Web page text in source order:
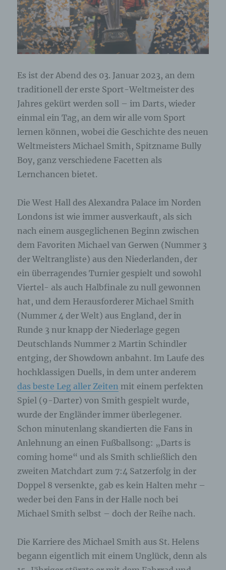
Es ist der Abend des 03. Januar 2023, an dem
traditionell der erste Sport-Weltmeister des
Jahres gekürt werden soll – im Darts, wieder
einmal ein Tag, an dem wir alle vom Sport
lernen können, wobei die Geschichte des neuen
Weltmeisters Michael Smith, Spitzname Bully
Boy, ganz verschiedene Facetten als
Lernchancen bietet.
Die West Hall des Alexandra Palace im Norden
Londons ist wie immer ausverkauft, als sich
nach einem ausgeglichenen Beginn zwischen
dem Favoriten Michael van Gerwen (Nummer 3
der Weltrangliste) aus den Niederlanden, der
ein überragendes Turnier gespielt und sowohl
Viertel- als auch Halbfinale zu null gewonnen
hat, und dem Herausforderer Michael Smith
(Nummer 4 der Welt) aus England, der in
Runde 3 nur knapp der Niederlage gegen
Deutschlands Nummer 2 Martin Schindler
entging, der Showdown anbahnt. Im Laufe des
hochklassigen Duells, in dem unter anderem
das beste Leg aller Zeiten mit einem perfekten
Spiel (9-Darter) von Smith gespielt wurde,
wurde der Engländer immer überlegener.
Schon minutenlang skandierten die Fans in
Anlehnung an einen Fußballsong: „Darts is
coming home“ und als Smith schließlich den
zweiten Matchdart zum 7:4 Satzerfolg in der
Doppel 8 versenkte, gab es kein Halten mehr –
weder bei den Fans in der Halle noch bei
Michael Smith selbst – doch der Reihe nach.
Die Karriere des Michael Smith aus St. Helens
begann eigentlich mit einem Unglück, denn als